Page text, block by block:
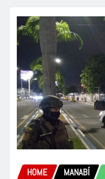
HOME MANABÍ